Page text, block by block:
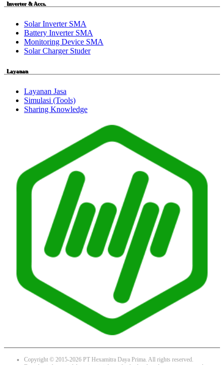
Inverter & Accs.
Solar Inverter SMA
Battery Inverter SMA
Monitoring Device SMA
Solar Charger Studer
Layanan
Layanan Jasa
Simulasi (Tools)
Sharing Knowledge
Copyright © 2015-2026 PT Hexamitra Daya Prima. All rights reserved.